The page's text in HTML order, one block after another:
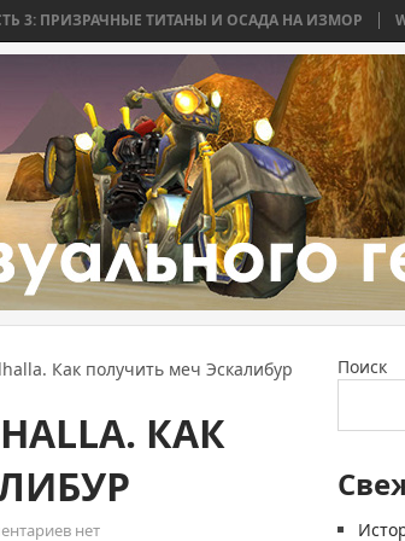
ТИТАНЫ И ОСАДА НА ИЗМОР WORLD
Как получить меч Эскалибур
КАК
нет
Поиск